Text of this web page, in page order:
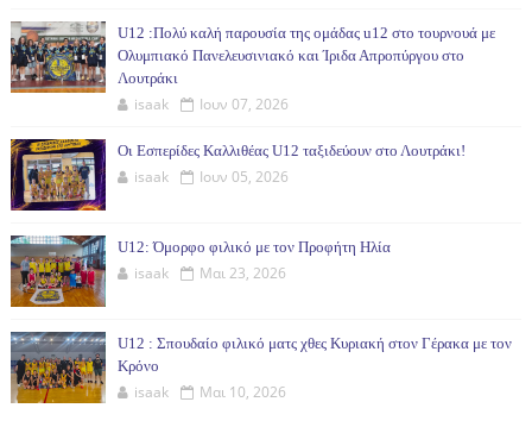
U12 :Πολύ καλή παρουσία της ομάδας u12 στο τουρνουά με
Ολυμπιακό Πανελευσινιακό και Ίριδα Απροπύργου στο
Λουτράκι
isaak Ιουν 07, 2026
Οι Εσπερίδες Καλλιθέας U12 ταξιδεύουν στο Λουτράκι!
isaak Ιουν 05, 2026
U12: Όμορφο φιλικό με τον Προφήτη Ηλία
isaak Μαι 23, 2026
U12 : Σπουδαίο φιλικό ματς χθες Κυριακή στον Γέρακα με τον
Κρόνο
isaak Μαι 10, 2026